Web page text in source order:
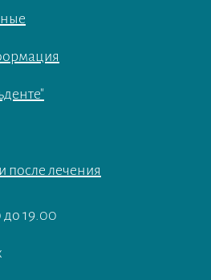
19.00
после лечения